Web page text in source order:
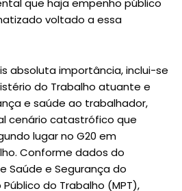
que haja empenho público
voltado a essa
absoluta importância, inclui-se
do Trabalho atuante e
e saúde ao trabalhador,
cenário catastrófico que
lugar no G20 em
Conforme dados do
Saúde e Segurança do
do Trabalho (MPT),